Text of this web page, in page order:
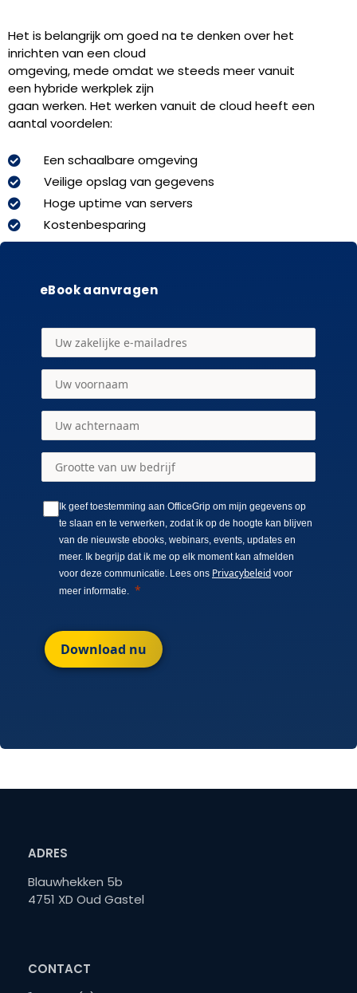
Het is belangrijk om goed na te denken over het
inrichten van een cloud
omgeving, mede omdat we steeds meer vanuit
een hybride werkplek zijn
gaan werken. Het werken vanuit de cloud heeft een
aantal voordelen:
Een schaalbare omgeving
Veilige opslag van gegevens
Hoge uptime van servers
Kostenbesparing
eBook aanvragen
Ik geef toestemming aan OfficeGrip om mijn gegevens op
te slaan en te verwerken, zodat ik op de hoogte kan blijven
van de nieuwste ebooks, webinars, events, updates en
meer. Ik begrijp dat ik me op elk moment kan afmelden
voor deze communicatie. Lees ons Privacybeleid voor
meer informatie.
Download nu
ADRES
Blauwhekken 5b
4751 XD Oud Gastel
CONTACT